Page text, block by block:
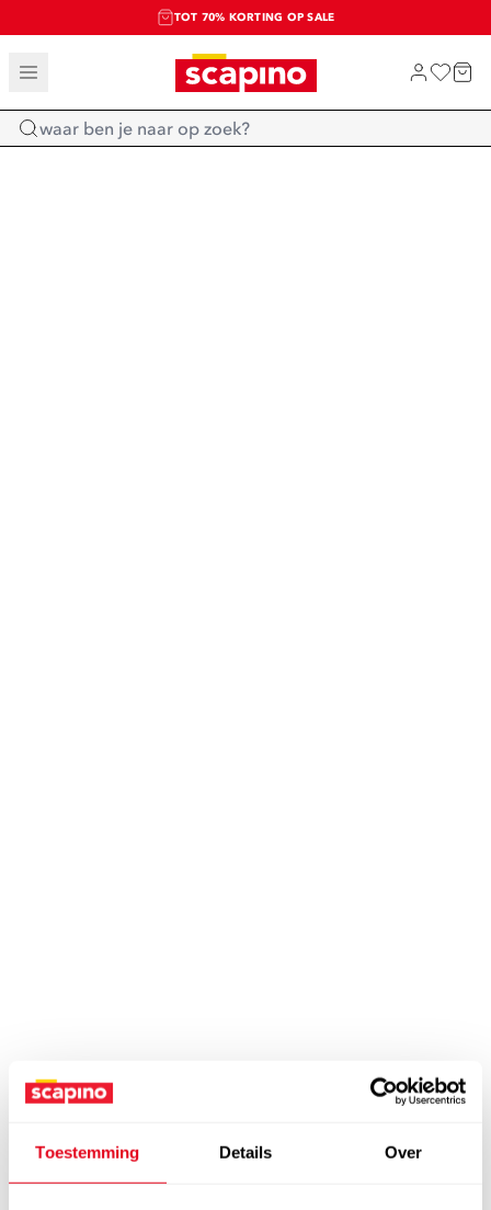
Toestemming Details Over
TOT 70% KORTING OP SALE
SALE: LAATSTE KANS!
SHOP NIEUW
Home